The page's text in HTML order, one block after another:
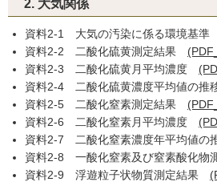
2. 大気関係
資料2-1 大気の汚染に係る環境基準
資料2-2 二酸化硫黄測定結果
資料2-3 二酸化硫黄月平均濃度
資料2-4 二酸化硫黄濃度平均値の推
資料2-5 二酸化窒素測定結果
資料2-6 二酸化窒素月平均濃度
資料2-7 二酸化窒素濃度年平均値の
資料2-8 一酸化窒素及び窒素酸化物
資料2-9 浮遊粒子状物質測定結果